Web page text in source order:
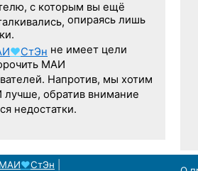
с которым вы ещё
опираясь лишь
♥СтЭн не имеет цели
МАИ
Напротив, мы хотим
обратив внимание
недостатки.
МАИ♥СтЭн